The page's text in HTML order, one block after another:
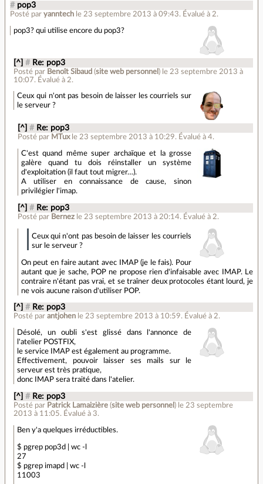
# pop3
Posté par yanntech le 23 septembre 2013 à 09:43. Évalué à 2.
pop3? qui utilise encore du pop3?
[^] # Re: pop3
Posté par Benoît Sibaud (site web personnel ) le 23 septembre 2013 à
10:07. Évalué à 2.
Ceux qui n'ont pas besoin de laisser les courriels sur
le serveur ?
[^] # Re: pop3
Posté par MTux le 23 septembre 2013 à 10:29.Évalué à 4.
C'est quand même super archaïque et la grosse
galère quand tu dois réinstaller un système
d'exploitation (il faut tout migrer…).
A utiliser en connaissance de cause, sinon
privilégier l'imap.
[^] # Re: pop3
Posté par Bernez le 23 septembre 2013 à 20:14. Évalué à 2.
Ceux qui n'ont pas besoin de laisser les courriels
sur le serveur ?
On peut en faire autant avec IMAP (je le fais). Pour
autant que je sache, POP ne propose rien d'infaisable avec IMAP. Le
contraire n'étant pas vrai, et se traîner deux protocoles étant lourd, je
ne vois aucune raison d'utiliser POP.
[^] # Re: pop3
Posté parantjohen le 23 septembre 2013 à 10:59. Évalué à2.
Désolé, un oubli s'est glissé dans l'annonce de
l'atelier POSTFIX,
le service IMAP est également au programme.
Effectivement, pouvoir laisser ses mails sur le
serveur est très pratique,
donc IMAP sera traité dans l'atelier.
[^] # Re: pop3
Posté par Patrick Lamaizière (site web personnel ) le 23 septembre
2013 à 11:05. Évalué à 3.
Ben y'a quelques irréductibles.
$ pgrep pop3d | wc -l
27
$ pgrep imapd | wc -l
11003